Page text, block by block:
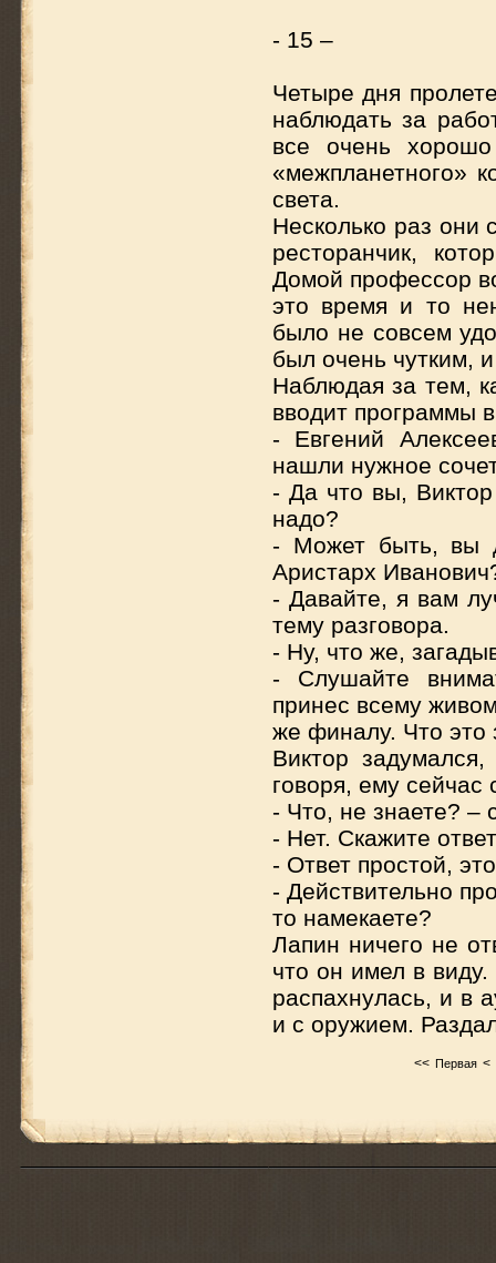
- 15 –
Четыре дня
наблюдать за
все очень
«межпланетного»
света.
Несколько раз они
ресторанчик,
Домой профессор
это время и то
было не совсем
был очень чутким,
Наблюдая за тем,
вводит программы
- Евгений
нашли нужное
- Да что вы,
надо?
- Может быть, вы
Аристарх
- Давайте, я вам
тему разговора.
- Ну, что же,
- Слушайте
принес всему
же финалу. Что это
Виктор
говоря, ему сейчас
- Что, не знаете? –
- Нет. Скажите
- Ответ простой,
- Действительно
то намекаете?
Лапин ничего не
что он имел в
распахнулась, и в
и с оружием.
<< Первая <